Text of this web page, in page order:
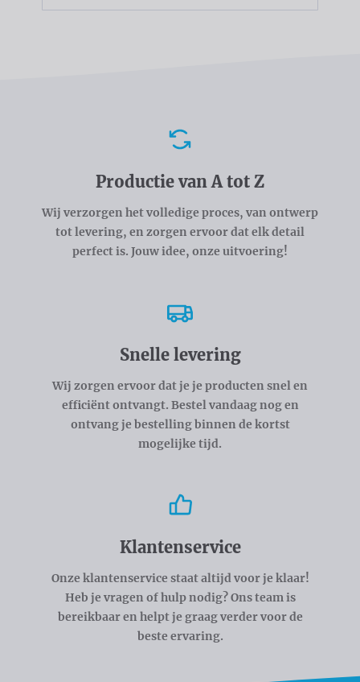
Productie van A tot Z
Wij verzorgen het volledige proces, van ontwerp
tot levering, en zorgen ervoor dat elk detail
perfect is. Jouw idee, onze uitvoering!
Snelle levering
Wij zorgen ervoor dat je je producten snel en
efficiënt ontvangt. Bestel vandaag nog en
ontvang je bestelling binnen de kortst
mogelijke tijd.
Klantenservice
Onze klantenservice staat altijd voor je klaar!
Heb je vragen of hulp nodig? Ons team is
bereikbaar en helpt je graag verder voor de
beste ervaring.